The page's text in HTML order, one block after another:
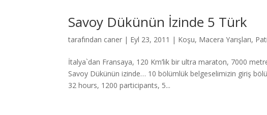
Savoy Dükünün İzinde 5 Türk
tarafından caner | Eyl 23, 2011 | Koşu, Macera Yarışları,
İtalya`dan Fransaya, 120 Km’lik bir ultra maraton, 7000
Savoy Dükünün izinde… 10 bölümlük belgeselimizin giriş
32 hours, 1200 participants, 5...